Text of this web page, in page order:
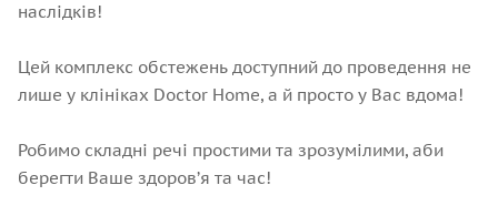
наслідків!
Цей комплекс обстежень доступний до проведення не
лише у клініках Doctor Home, а й просто у Вас вдома!
Робимо складні речі простими та зрозумілими, аби
берегти Ваше здоровʼя та час!